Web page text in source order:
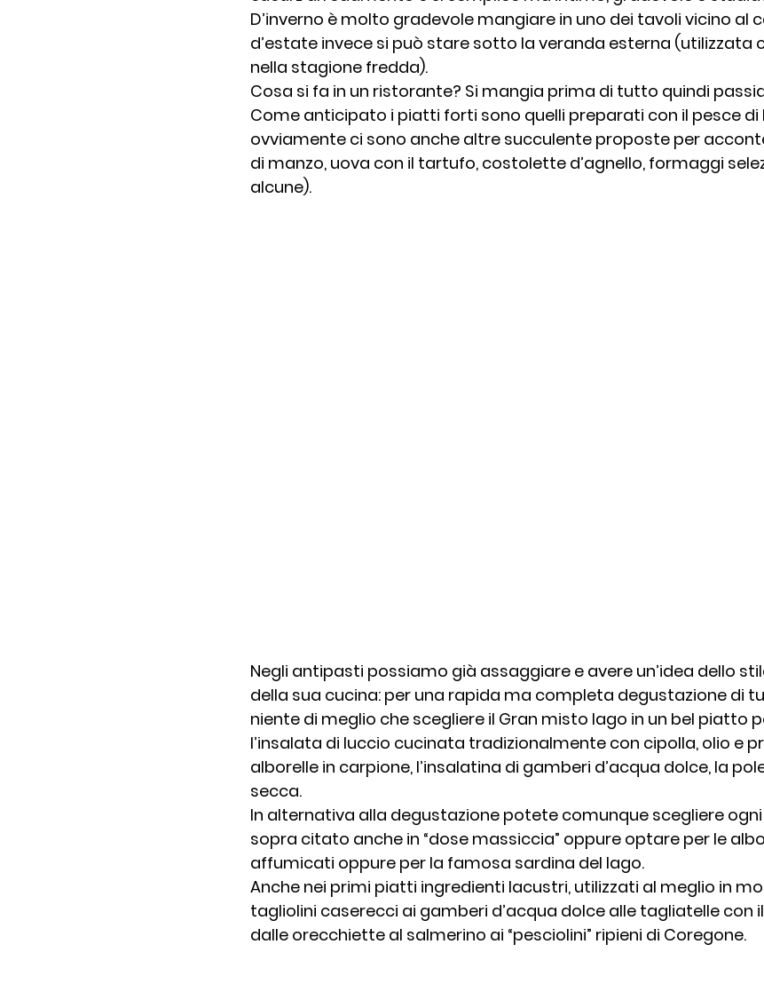
D’inverno è molto gradevole mangiare in uno dei tavoli vicino al
d’estate invece si può stare sotto la veranda esterna (utilizzata
nella stagione fredda).
Cosa si fa in un ristorante? Si mangia prima di tutto quindi
Come anticipato i piatti forti sono quelli preparati con il pesce di
ovviamente ci sono anche altre succulente proposte per
di manzo, uova con il tartufo, costolette d’agnello, formaggi
alcune).
Negli antipasti possiamo già assaggiare e avere un’idea dello
della sua cucina: per una rapida ma completa degustazione di
niente di meglio che scegliere il Gran misto lago in un bel piatto
l’insalata di luccio cucinata tradizionalmente con cipolla, olio e
alborelle in carpione, l’insalatina di gamberi d’acqua dolce, la
secca.
In alternativa alla degustazione potete comunque scegliere
sopra citato anche in “dose massiccia” oppure optare per le
affumicati oppure per la famosa sardina del lago.
Anche nei primi piatti ingredienti lacustri, utilizzati al meglio in
tagliolini caserecci ai gamberi d’acqua dolce alle tagliatelle con
dalle orecchiette al salmerino ai “pesciolini” ripieni di Coregone.